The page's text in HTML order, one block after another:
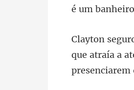
que atraía a